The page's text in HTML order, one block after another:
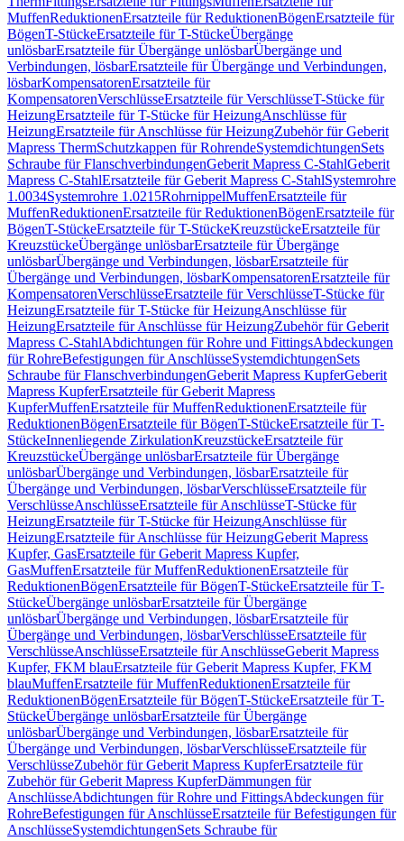
MuffenReduktionenErsatzteile für ReduktionenBögenErsatzteile für
BögenT-StückeErsatzteile für T-StückeÜbergänge
unlösbarErsatzteile für Übergänge unlösbarÜbergänge und
Verbindungen, lösbarErsatzteile für Übergänge und Verbindungen,
lösbarKompensatorenErsatzteile für
KompensatorenVerschlüsseErsatzteile für VerschlüsseT-Stücke für
HeizungErsatzteile für T-Stücke für HeizungAnschlüsse für
HeizungErsatzteile für Anschlüsse für HeizungZubehör für Geberit
Mapress ThermSchutzkappen für RohrendeSystemdichtungenSets
Schraube für FlanschverbindungenGeberit Mapress C-StahlGeberit
Mapress C-StahlErsatzteile für Geberit Mapress C-StahlSystemrohre
1.0034Systemrohre 1.0215RohrnippelMuffenErsatzteile für
MuffenReduktionenErsatzteile für ReduktionenBögenErsatzteile für
BögenT-StückeErsatzteile für T-StückeKreuzstückeErsatzteile für
KreuzstückeÜbergänge unlösbarErsatzteile für Übergänge
unlösbarÜbergänge und Verbindungen, lösbarErsatzteile für
Übergänge und Verbindungen, lösbarKompensatorenErsatzteile für
KompensatorenVerschlüsseErsatzteile für VerschlüsseT-Stücke für
HeizungErsatzteile für T-Stücke für HeizungAnschlüsse für
HeizungErsatzteile für Anschlüsse für HeizungZubehör für Geberit
Mapress C-StahlAbdichtungen für Rohre und FittingsAbdeckungen
für RohreBefestigungen für AnschlüsseSystemdichtungenSets
Schraube für FlanschverbindungenGeberit Mapress KupferGeberit
Mapress KupferErsatzteile für Geberit Mapress
KupferMuffenErsatzteile für MuffenReduktionenErsatzteile für
ReduktionenBögenErsatzteile für BögenT-StückeErsatzteile für T-
StückeInnenliegende ZirkulationKreuzstückeErsatzteile für
KreuzstückeÜbergänge unlösbarErsatzteile für Übergänge
unlösbarÜbergänge und Verbindungen, lösbarErsatzteile für
Übergänge und Verbindungen, lösbarVerschlüsseErsatzteile für
VerschlüsseAnschlüsseErsatzteile für AnschlüsseT-Stücke für
HeizungErsatzteile für T-Stücke für HeizungAnschlüsse für
HeizungErsatzteile für Anschlüsse für HeizungGeberit Mapress
Kupfer, GasErsatzteile für Geberit Mapress Kupfer,
GasMuffenErsatzteile für MuffenReduktionenErsatzteile für
ReduktionenBögenErsatzteile für BögenT-StückeErsatzteile für T-
StückeÜbergänge unlösbarErsatzteile für Übergänge
unlösbarÜbergänge und Verbindungen, lösbarErsatzteile für
Übergänge und Verbindungen, lösbarVerschlüsseErsatzteile für
VerschlüsseAnschlüsseErsatzteile für AnschlüsseGeberit Mapress
Kupfer, FKM blauErsatzteile für Geberit Mapress Kupfer, FKM
blauMuffenErsatzteile für MuffenReduktionenErsatzteile für
ReduktionenBögenErsatzteile für BögenT-StückeErsatzteile für T-
StückeÜbergänge unlösbarErsatzteile für Übergänge
unlösbarÜbergänge und Verbindungen, lösbarErsatzteile für
Übergänge und Verbindungen, lösbarVerschlüsseErsatzteile für
VerschlüsseZubehör für Geberit Mapress KupferErsatzteile für
Zubehör für Geberit Mapress KupferDämmungen für
AnschlüsseAbdichtungen für Rohre und FittingsAbdeckungen für
RohreBefestigungen für AnschlüsseErsatzteile für Befestigungen für
AnschlüsseSystemdichtungenSets Schraube für